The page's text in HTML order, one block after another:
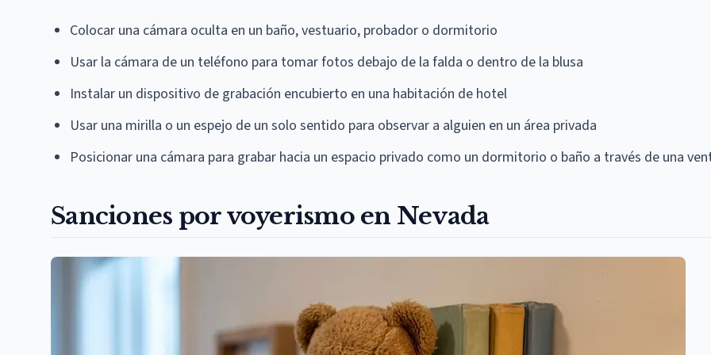
Colocar una cámara oculta en un baño, vestuario, probador o dormitorio
Usar la cámara de un teléfono para tomar fotos debajo de la falda o dentro de la blusa
Instalar un dispositivo de grabación encubierto en una habitación de hotel
Usar una mirilla o un espejo de un solo sentido para observar a alguien en un área privada
Posicionar una cámara para grabar hacia un espacio privado como un dormitorio o baño a través de una
Sanciones por voyerismo en Nevada